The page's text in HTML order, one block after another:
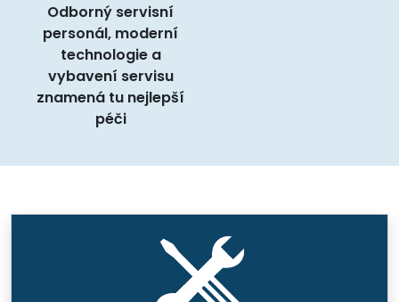
Odborný servisní
personál, moderní
technologie a
vybavení servisu
znamená tu nejlepší
péči